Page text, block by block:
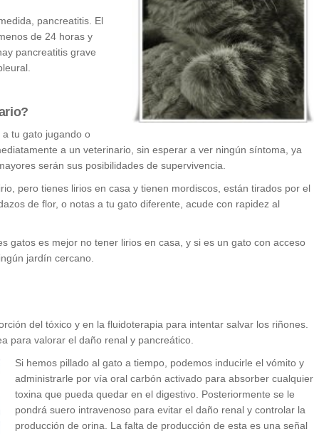
pancreatitis. El
de 24 horas y
pancreatitis grave
tu gato jugando o
a un veterinario, sin esperar a ver ningún síntoma, ya
serán sus posibilidades de supervivencia.
pero tienes lirios en casa y tienen mordiscos, están tirados por el
de flor, o notas a tu gato diferente, acude con rapidez al
gatos es mejor no tener lirios en casa, y si es un gato con acceso
jardín cercano.
del tóxico y en la fluidoterapia para intentar salvar los riñones.
para valorar el daño renal y pancreático.
Si hemos pillado al gato a tiempo, podemos inducirle el vómito y
administrarle por vía oral carbón activado para absorber cualquier
toxina que pueda quedar en el digestivo. Posteriormente se le
pondrá suero intravenoso para evitar el daño renal y controlar la
producción de orina. La falta de producción de esta es una señal